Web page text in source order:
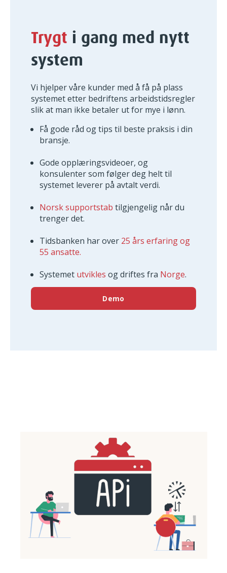
Trygt i gang med nytt
system
Vi hjelper våre kunder med å få på plass
systemet etter bedriftens arbeidstidsregler
slik at man ikke betaler ut for mye i lønn.
Få gode råd og tips til beste praksis i din
bransje.
Gode opplæringsvideoer, og
konsulenter som følger deg helt til
systemet leverer på avtalt verdi.
Norsk supportstab tilgjengelig når du
trenger det.
Tidsbanken har over 25 års erfaring og
55 ansatte.
Systemet utviklesog driftes fra Norge.
Demo